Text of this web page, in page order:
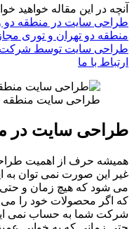
آنچه در این مقاله خواهید
طراحی سایت در منطقه دو
منطقه دو تهران و توری
طراحی سایت توسط شرکت
ارتباط با ما
طراحی سایت منطقه
طراحی سایت در
همیشه حرف از اهمیت
غیر این صورت نمی توان به
می شود که هیچ زمان و حتی
که اگر محصولات خود را
شرکت شما به حساب نمی